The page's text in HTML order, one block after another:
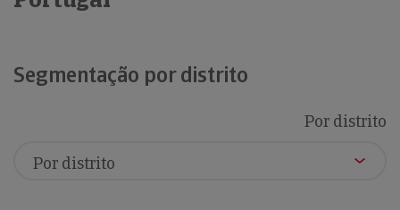
Segmentação por distrito
Por distrito